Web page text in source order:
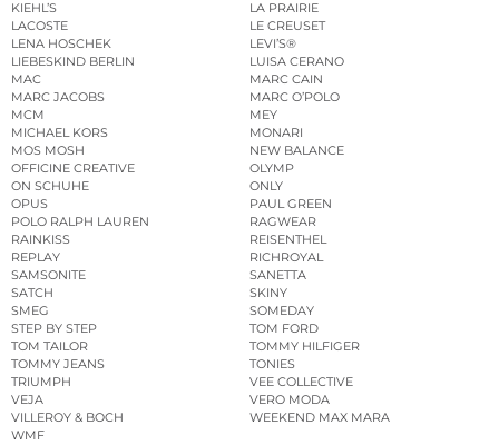
KIEHL’S
LA PRAIRIE
LACOSTE
LE CREUSET
LENA HOSCHEK
LEVI’S®
LIEBESKIND BERLIN
LUISA CERANO
MAC
MARC CAIN
MARC JACOBS
MARC O’POLO
MCM
MEY
MICHAEL KORS
MONARI
MOS MOSH
NEW BALANCE
OFFICINE CREATIVE
OLYMP
ON SCHUHE
ONLY
OPUS
PAUL GREEN
POLO RALPH LAUREN
RAGWEAR
RAINKISS
REISENTHEL
REPLAY
RICHROYAL
SAMSONITE
SANETTA
SATCH
SKINY
SMEG
SOMEDAY
STEP BY STEP
TOM FORD
TOM TAILOR
TOMMY HILFIGER
TOMMY JEANS
TONIES
TRIUMPH
VEE COLLECTIVE
VEJA
VERO MODA
VILLEROY & BOCH
WEEKEND MAX MARA
WMF